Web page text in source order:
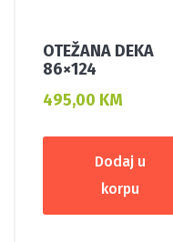
OTEŽANA DEKA
86×124
495,00 KM
Dodaj u
korpu